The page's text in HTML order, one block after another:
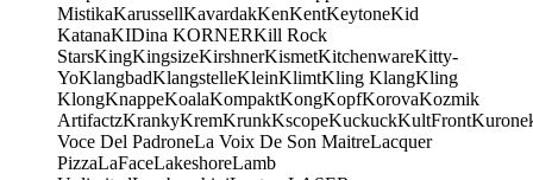
MistikaKarussellKavardakKenKentKeytoneKid
KatanaKIDina KORNERKill Rock
StarsKingKingsizeKirshnerKismetKitchenwareKitty-
YoKlangbadKlangstelleKleinKlimtKling KlangKling
KlongKnappeKoalaKompaktKongKopfKorovaKozmik
ArtifactzKrankyKremKrunkKscopeKuckuckKultFront
Voce Del PadroneLa Voix De Son MaitreLacquer
PizzaLaFaceLakeshoreLamb